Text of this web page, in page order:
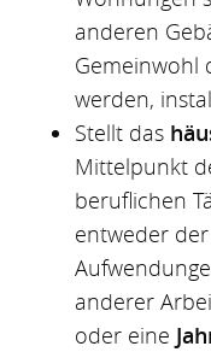
anderen
Gemeinwohl
werden,
Stellt das
Mittelpunkt
beruflichen
entweder
anderer
oder eine